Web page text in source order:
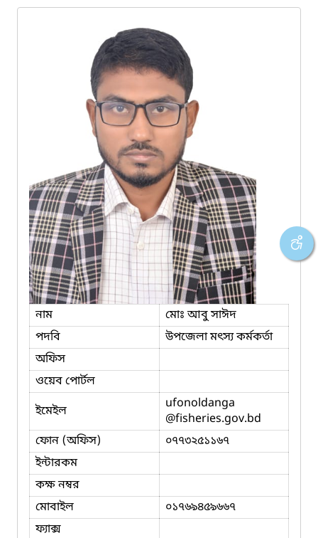
নাম
মোঃ আবু সাঈদ
পদবি
উপজেলা মৎস্য কর্মকর্তা
অফিস
ওয়েব পোর্টল
ইমেইল
ufonoldanga
@fisheries.gov.bd
ফোন (অফিস)
০৭৭৩২৫১১৬৭
ইন্টারকম
কক্ষ নম্বর
মোবাইল
০১৭৬৯৪৫৯৬৬৭
ফ্যাক্স